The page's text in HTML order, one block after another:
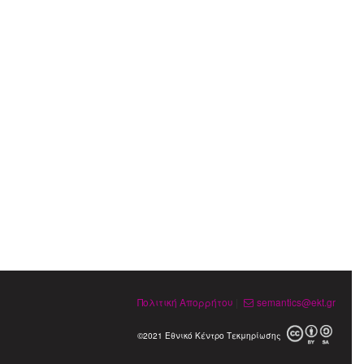
Πολιτική Απορρήτου semantics@ekt.gr
©2021 Εθνικό Κέντρο Τεκμηρίωσης